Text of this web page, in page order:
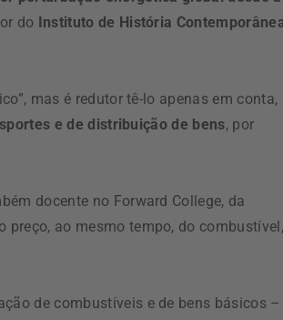
do Instituto de História
mas é redutor tê-lo apenas em conta,
e de distribuição de bens, por
docente no Forward College, da
preço, ao mesmo tempo, do combustível,
de combustíveis e de bens básicos –